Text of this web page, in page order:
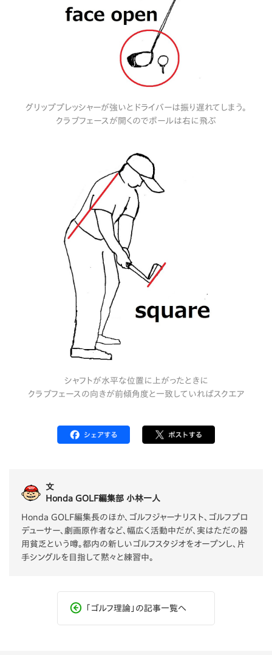
グリッププレッシャーが強いとドライバーは振り遅れてしまう。
クラブフェースが開くのでボールは右に飛ぶ
シャフトが水平な位置に上がったときに
クラブフェースの向きが前傾角度と一致していればスクエア
文
Honda GOLF編集部 小林一人
Honda GOLF編集長のほか、ゴルフジャーナリスト、ゴルフプロ
デューサー、劇画原作者など、幅広く活動中だが、実はただの器
用貧乏という噂。都内の新しいゴルフスタジオをオープンし、片
手シングルを目指して黙々と練習中。
「ゴルフ理論」の記事一覧へ